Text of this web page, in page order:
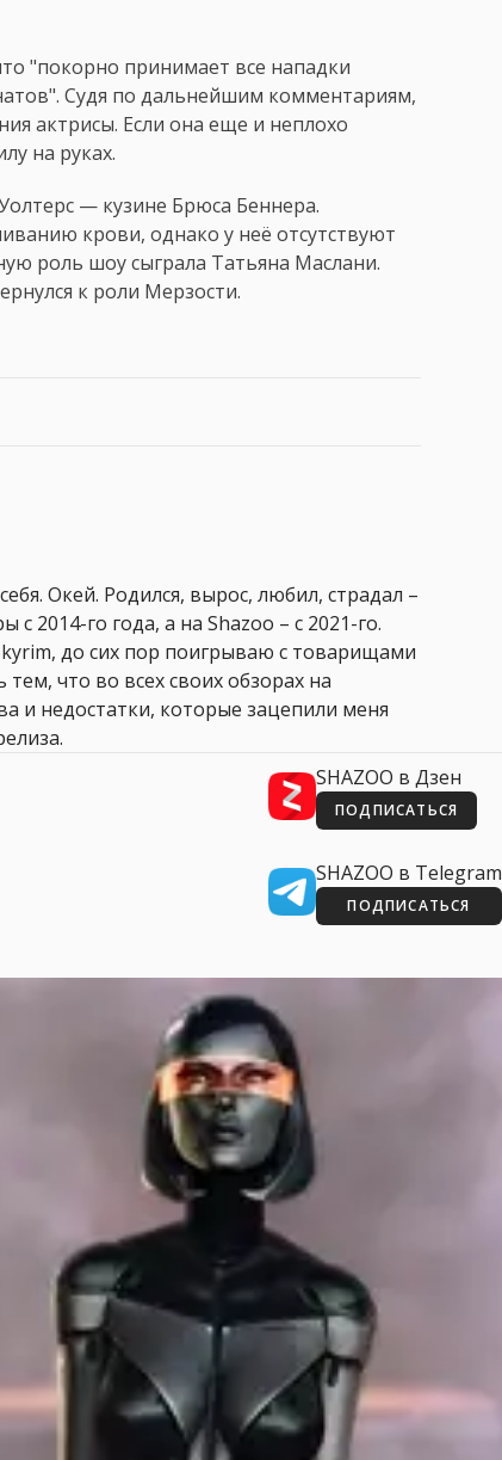
"покорно принимает все нападки
Судя по дальнейшим комментариям,
актрисы. Если она еще и неплохо
на руках.
— кузине Брюса Беннера.
крови, однако у неё отсутствуют
роль шоу сыграла Татьяна Маслани.
к роли Мерзости.
Окей. Родился, вырос, любил, страдал –
2014-го года, а на Shazoo – с 2021-го.
до сих пор поигрываю с товарищами
что во всех своих обзорах на
и недостатки, которые зацепили меня
SHAZOO в Дзен
ПОДПИСАТЬСЯ
SHAZOO в Telegram
ПОДПИСАТЬСЯ